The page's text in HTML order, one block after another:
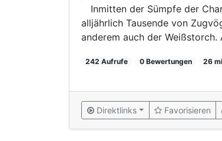
Inmitten der Sümpfe der
alljährlich Tausende von
anderem auch der Weißstorch.
242 Aufrufe 0 Bewertungen 26
Direktlinks Favorisieren